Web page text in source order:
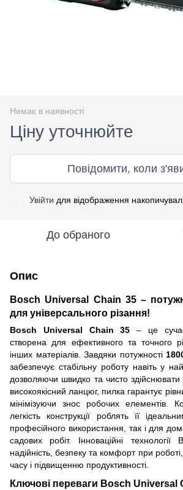
Немає в наявності
Ціну уточнюйте
Повідомити, коли
Увійти для відображення
До обраного
Опис
Bosch Universal Chain 35 –
для універсального різання!
Bosch Universal Chain 35 – це
створена для ефективного та точного
інших матеріалів. Завдяки потужності
забезпечує стабільну роботу навіть у
дозволяючи швидко та чисто здійснювати
високоякісний ланцюг, пилка гарантує
мінімізуючи знос робочих елементів.
легкість конструкції роблять її
професійного використання, так і для
садових робіт. Інноваційні технології
надійність, безпеку та комфорт при
часу і підвищенню продуктивності.
Ключові переваги Bosch Universal